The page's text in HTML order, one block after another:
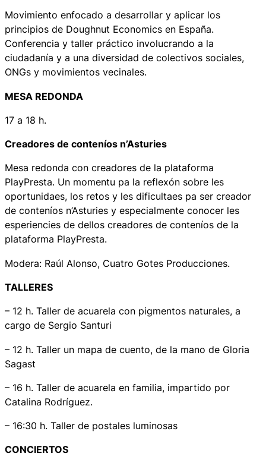
Movimiento enfocado a desarrollar y aplicar los
principios de Doughnut Economics en España.
Conferencia y taller práctico involucrando a la
ciudadanía y a una diversidad de colectivos sociales,
ONGs y movimientos vecinales.
MESA REDONDA
17 a 18 h.
Creadores de conteníos n’Asturies
Mesa redonda con creadores de la plataforma
PlayPresta. Un momentu pa la reflexón sobre les
oportunidaes, los retos y les dificultaes pa ser creador
de conteníos n’Asturies y especialmente conocer les
esperiencies de dellos creadores de conteníos de la
plataforma PlayPresta.
Modera: Raúl Alonso, Cuatro Gotes Producciones.
TALLERES
– 12 h. Taller de acuarela con pigmentos naturales, a
cargo de Sergio Santuri
– 12 h. Taller un mapa de cuento, de la mano de Gloria
Sagast
– 16 h. Taller de acuarela en familia, impartido por
Catalina Rodríguez.
– 16:30 h. Taller de postales luminosas
CONCIERTOS